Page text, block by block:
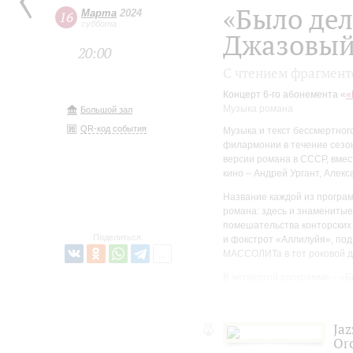
16 Марта 2024
суббота
20:00
Большой зал
QR-код события
Поделиться:
«Было
Концерт 6-го абонемента «
Музыка романа
Музыка и текст
филармонии в течение
версии романа в СССР,
кино – Андрей Ургант,
Название каждой из
романа: здесь и
помешательства
и фокстрот «Аллилуйя»,
МАССОЛИТа в тот роковой